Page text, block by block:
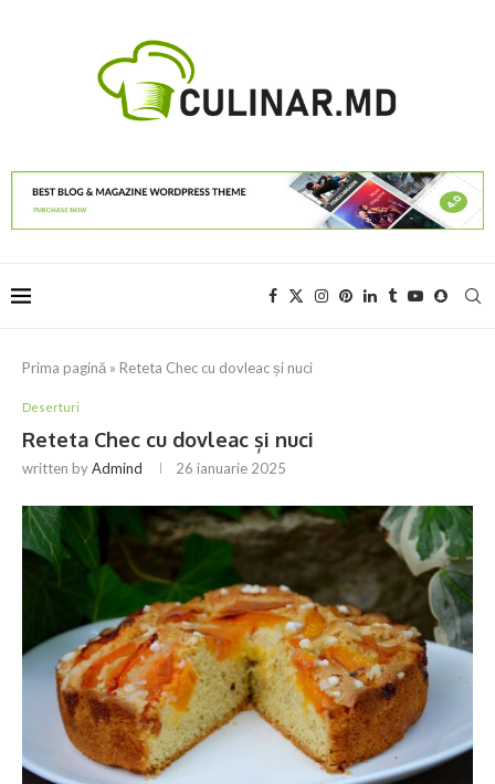
Prima pagină » Reteta Chec cu dovleac și nuci
Deserturi
Reteta Chec cu dovleac și nuci
written byAdmind 26 ianuarie 2025